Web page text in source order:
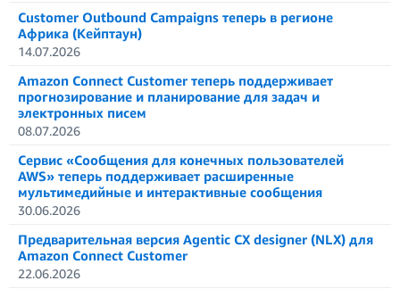
Customer Outbound Campaigns теперь в регионе
Африка (Кейптаун)
14.07.2026
Amazon Connect Customer теперь поддерживает
прогнозирование и планирование для задач и
электронных писем
08.07.2026
Сервис «Сообщения для конечных пользователей
AWS» теперь поддерживает расширенные
мультимедийные и интерактивные сообщения
30.06.2026
Предварительная версия Agentic CX designer (NLX) для
Amazon Connect Customer
22.06.2026